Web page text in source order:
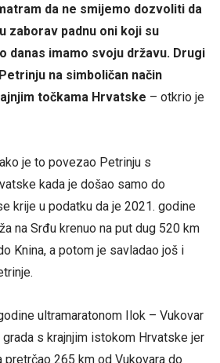
da ne smijemo dozvoliti da
zaborav padnu oni koji su
danas imamo svoju državu. Drugi
na simboličan način
točkama Hrvatske – otkrio je
je to povezao Petrinju s
kada je došao samo do
krije u podatku da je 2021. godine
na Srđu krenuo na put dug 520 km
Knina, a potom je savladao još i
ultramaratonom Ilok – Vukovar
s krajnjim istokom Hrvatske jer
pretrčao 265 km od Vukovara do